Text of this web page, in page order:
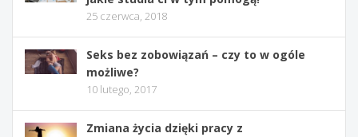
25 czerwca, 2018
Seks bez zobowiązań – czy to w ogóle
możliwe?
10 lutego, 2017
Zmiana życia dzięki pracy z